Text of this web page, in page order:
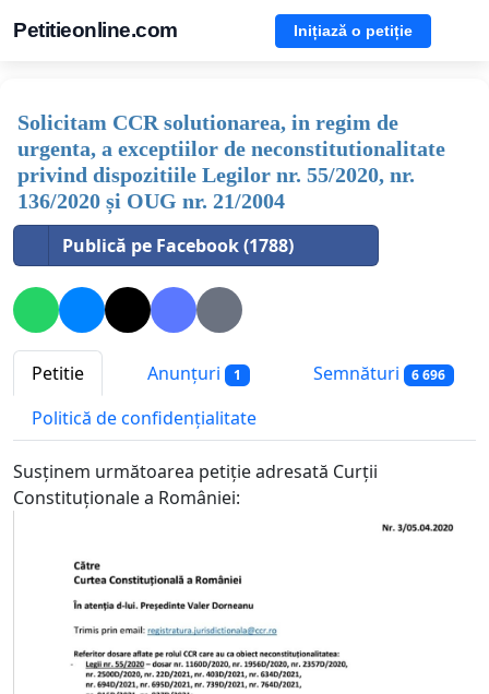
Petitieonline.com Inițiază o petiție
Solicitam CCR solutionarea, in regim de
urgenta, a exceptiilor de neconstitutionalitate
privind dispozitiile Legilor nr. 55/2020, nr.
136/2020 și OUG nr. 21/2004
Publică pe Facebook (1788)
Petitie Anunțuri 1 Semnături 6 696
Politică de confidențialitate
Susținem următoarea petiție adresată Curții
Constituționale a României: